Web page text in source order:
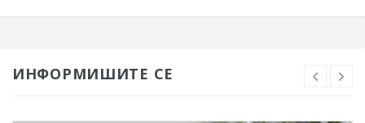
ИНФОРМИШИТЕ СЕ